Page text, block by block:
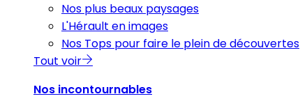
Nos plus beaux paysages
L'Hérault en images
Nos Tops pour faire le plein de découvertes
Tout voir
Nos incontournables